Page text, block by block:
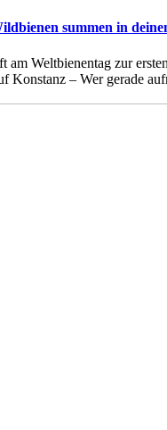
summen in
am Weltbienentag zur
Konstanz – Wer gerade